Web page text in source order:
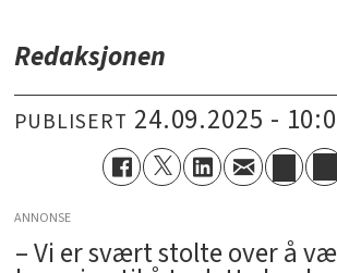
Redaksjonen
PUBLISERT 24.09.2025 -
ANNONSE
– Vi er svært stolte over å